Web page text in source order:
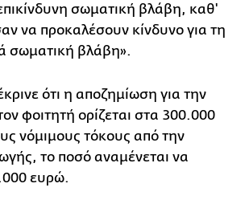
σωματική βλάβη, καθ'
να προκαλέσουν κίνδυνο για τη
σωματική βλάβη».
ότι η αποζημίωση για την
φοιτητή ορίζεται στα 300.000
νόμιμους τόκους από την
το ποσό αναμένεται να
ευρώ.